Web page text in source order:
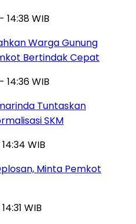
WIB
Warga Gunung
Bertindak Cepat
WIB
Tuntaskan
SKM
WIB
Minta Pemkot
WIB